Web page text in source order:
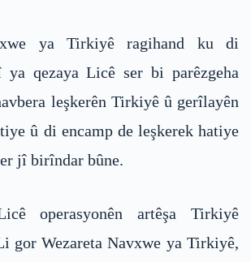
ya Tirkiyê ragihand ku di
ya qezaya Licê ser bi parêzgeha
leşkerên Tirkiyê û gerîlayên
û di encamp de leşkerek hatiye
jî birîndar bûne.
operasyonên artêşa Tirkiyê
gor Wezareta Navxwe ya Tirkiyê,